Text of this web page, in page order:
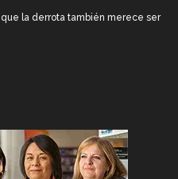
la derrota también merece ser